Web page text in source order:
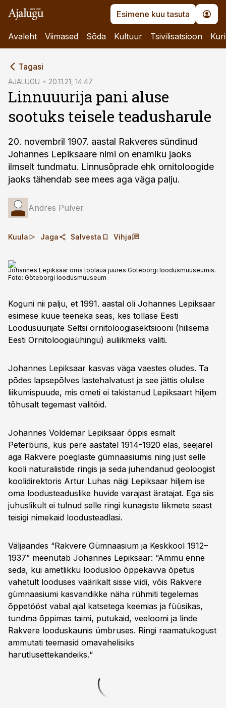
Esimene kuu tasuta
Avaleht Viimased Sõda Kultuur Tsivilisatsioon
Tagasi
AJALUGU 20.11.21, 14:47
Linnuuurija pani aluse
sootuks teisele teadusharule
20. novembril 1907. aastal Rakveres sündinud
Johannes Lepiksaare nimi on enamiku jaoks
ilmselt tundmatu. Linnusõprade ehk ornitoloogide
jaoks tähendab see mees aga väga palju.
Andres Pulver
Kuula Jaga Salvesta Vihja
Johannes Lepiksaar oma töölaua juures Göteborgi loodusmuuseumis.
Foto: Göteborgi loodusmuuseum
Koguni nii palju, et 1991. aastal oli Johannes Lepiksaar
esimese kuue teeneka seas, kes tollase Eesti
Loodusuurijate Seltsi ornitoloogiasektsiooni (hilisema
Eesti Ornitoloogiaühingu) auliikmeks valiti.
Johannes Lepiksaar kasvas väga vaestes oludes. Ta
põdes lapsepõlves lastehalvatust ja see jättis olulise
liikumispuude, mis ometi ei takistanud Lepiksaart hiljem
tõhusalt tegemast välitöid.
Johannes Voldemar Lepiksaar õppis esmalt
Peterburis, kus pere aastatel 1914-1920 elas, seejärel
aga Rakvere poeglaste gümnaasiumis ning just selle
kooli naturalistide ringis ja seda juhendanud geoloogist
koolidirektoris Artur Luhas nägi Lepiksaar hiljem ise
oma loodusteaduslike huvide varajast äratajat. Ega siis
juhuslikult ei tulnud selle ringi kunagiste liikmete seast
teisigi nimekaid loodusteadlasi.
Väljaandes “Rakvere Gümnaasium ja Keskkool 1912–
1937” meenutab Johannes Lepiksaar: “Ammu enne
seda, kui ametlikku loodusloo õppekavva õpetus
vahetult looduses väärikalt sisse viidi, võis Rakvere
gümnaasiumi kasvandikke näha rühmiti tegelemas
õppetööst vabal ajal katsetega keemias ja füüsikas,
tundma õppimas taimi, putukaid, veeloomi ja linde
Rakvere looduskaunis ümbruses. Ringi raamatukogust
ammutati teemasid omavahelisiks
harutlusettekandeiks.“